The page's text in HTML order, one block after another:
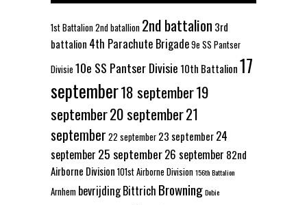
1st Battalion2nd batallion 2nd battalion 3rd
battalion 4th Parachute Brigade9e SS Pantser
Divisie 10e SS Pantser Divisie 10th Battalion17
september18 september19
september20 september21
september 22 september 23 september24
september 25 september26 september 82nd
Airborne Division 101st Airborne Division156th Battalion
Arnhem bevrijdingBittrich BrowningDobie